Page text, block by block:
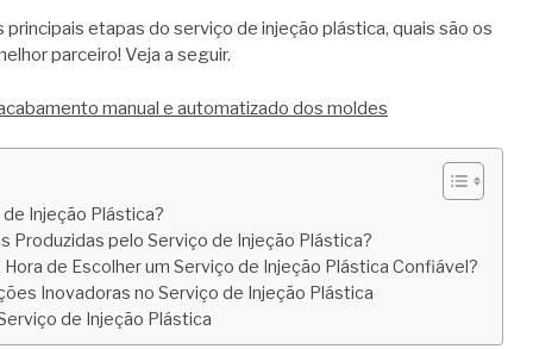
principais etapas do serviço de injeção plástica, quais são os
parceiro! Veja a seguir.
manual e automatizado dos moldes
Injeção Plástica?
Produzidas pelo Serviço de Injeção Plástica?
de Escolher um Serviço de Injeção Plástica Confiável?
Inovadoras no Serviço de Injeção Plástica
de Injeção Plástica